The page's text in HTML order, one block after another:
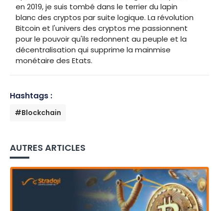
en 2019, je suis tombé dans le terrier du lapin
blanc des cryptos par suite logique. La révolution
Bitcoin et l'univers des cryptos me passionnent
pour le pouvoir qu'ils redonnent au peuple et la
décentralisation qui supprime la mainmise
monétaire des Etats.
Hashtags :
#Blockchain
AUTRES ARTICLES